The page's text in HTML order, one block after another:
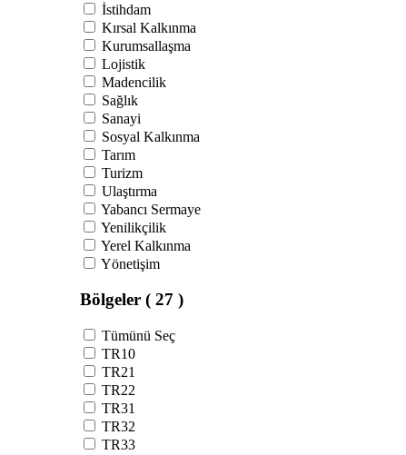
İstihdam
Kırsal Kalkınma
Kurumsallaşma
Lojistik
Madencilik
Sağlık
Sanayi
Sosyal Kalkınma
Tarım
Turizm
Ulaştırma
Yabancı Sermaye
Yenilikçilik
Yerel Kalkınma
Yönetişim
Bölgeler ( 27 )
Tümünü Seç
TR10
TR21
TR22
TR31
TR32
TR33